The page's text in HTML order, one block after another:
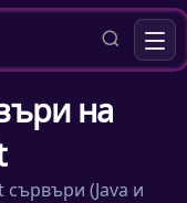
на
(Java и